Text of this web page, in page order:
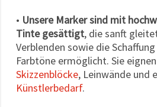
• Unsere Marker sind mit
Tinte gesättigt, die sanft
Verblenden sowie die
Farbtöne ermöglicht. Sie
Skizzenblöcke, Leinwände und
Künstlerbedarf.